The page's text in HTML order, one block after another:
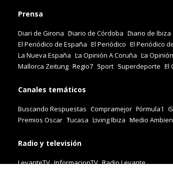
Prensa
Diari de Girona Diario de Córdoba Diario de Ibiza
El Periódico de España El Periódico El Periódico
La Nueva España La Opinión A Coruña La
Mallorca Zeitung Regio7 Sport Superdeporte El
Canales temáticos
Buscando Respuestas Compramejor Fórmula1
Premios Oscar Tucasa Living Ibiza Medio
Radio y televisión
LevanteTV InformacionTV Radio Levante